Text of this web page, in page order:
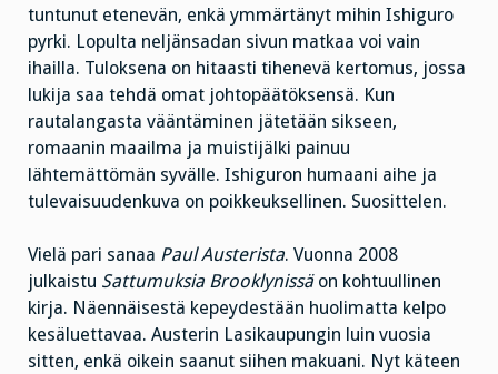
tuntunut etenevän, enkä ymmärtänyt mihin Ishiguro
pyrki. Lopulta neljänsadan sivun matkaa voi vain
ihailla. Tuloksena on hitaasti tihenevä kertomus, jossa
lukija saa tehdä omat johtopäätöksensä. Kun
rautalangasta vääntäminen jätetään sikseen,
romaanin maailma ja muistijälki painuu
lähtemättömän syvälle. Ishiguron humaani aihe ja
tulevaisuudenkuva on poikkeuksellinen. Suosittelen.
Vielä pari sanaa Paul Austerista. Vuonna 2008
julkaistu Sattumuksia Brooklynissäon kohtuullinen
kirja. Näennäisestä kepeydestään huolimatta kelpo
kesäluettavaa. Austerin Lasikaupungin luin vuosia
sitten, enkä oikein saanut siihen makuani. Nyt käteen